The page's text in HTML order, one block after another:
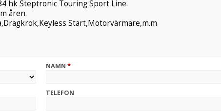
hk Steptronic Touring Sport Line.
åren.
Start,Motorvärmare,m.m
NAMN *
TELEFON